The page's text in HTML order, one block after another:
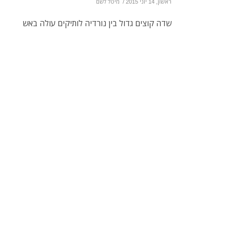
שדה קוצים גדול בין נורדיה לותיקים עולה באש